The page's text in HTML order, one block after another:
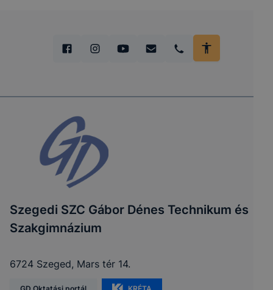
Szegedi SZC Gábor Dénes Technikum és
Szakgimnázium
6724 Szeged, Mars tér 14.